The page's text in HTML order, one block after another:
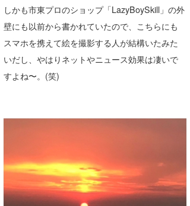
しかも市東プロのショップ「LazyBoySkill」の外
壁にも以前から書かれていたので、こちらにも
スマホを携えて絵を撮影する人が結構いたみた
いだし、やはりネットやニュース効果は凄いで
すよね〜。(笑)
wanda
予報士 hiro.
banpaku
Mr.K